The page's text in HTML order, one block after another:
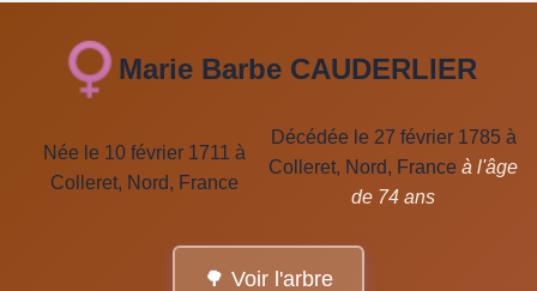
Marie Barbe CAUDERLIER
Née le 10 février 1711 à
Colleret, Nord, France
Décédée le 27 février 1785 à
Colleret, Nord, France à l'âge
de 74 ans
🌳 Voir l'arbre